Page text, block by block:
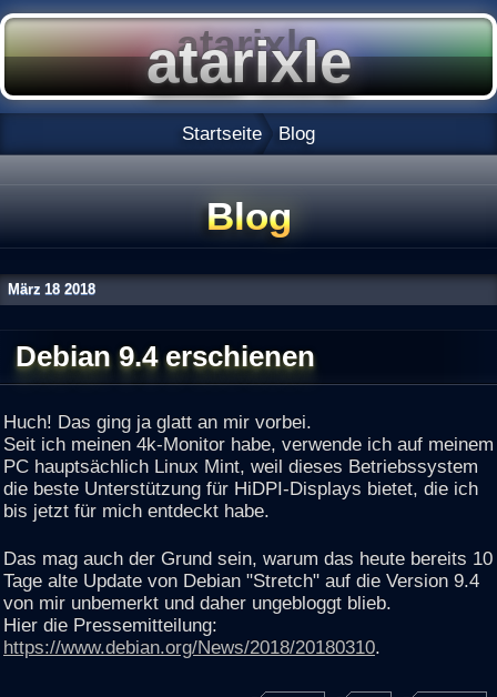
Startseite Blog
Blog
März 18 2018
Debian 9.4 erschienen
Huch! Das ging ja glatt an mir vorbei.
Seit ich meinen 4k-Monitor habe, verwende ich auf meinem
PC hauptsächlich Linux Mint, weil dieses Betriebssystem
die beste Unterstützung für HiDPI-Displays bietet, die ich
bis jetzt für mich entdeckt habe.
Das mag auch der Grund sein, warum das heute bereits 10
Tage alte Update von Debian "Stretch" auf die Version 9.4
von mir unbemerkt und daher ungebloggt blieb.
Hier die Pressemitteilung:
https://www.debian.org/News/2018/20180310.